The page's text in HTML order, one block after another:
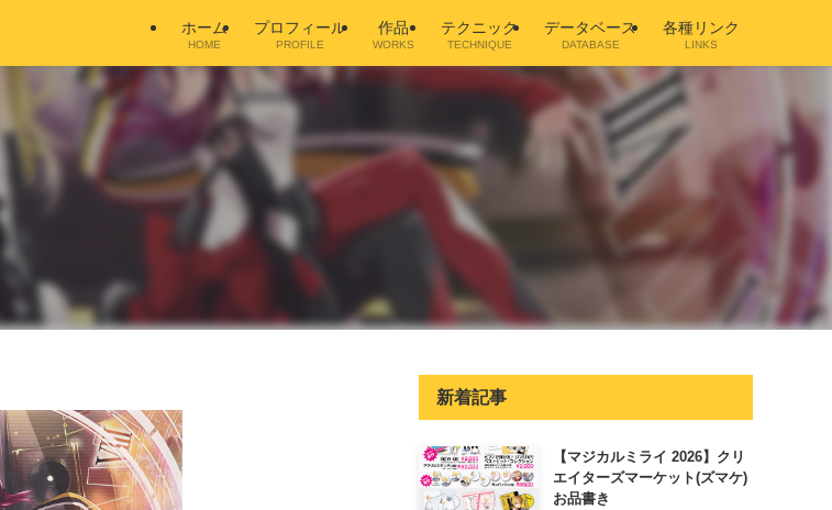
ホーム
HOME
プロフィール
PROFILE
作品
WORKS
テクニック
TECHNIQUE
データベース
DATABASE
各種リンク
LINKS
新着記事
【マジカルミライ 2026】クリ
エイターズマーケット(ズマケ)
お品書き